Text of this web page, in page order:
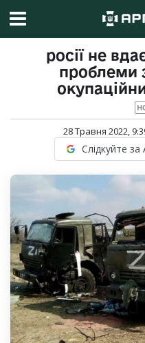
росії не
проблеми
28 Травня 2022,
Слідкуйте